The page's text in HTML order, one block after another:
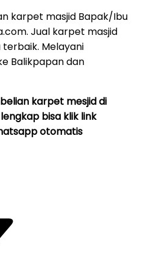
karpet masjid Bapak/Ibu
Jual karpet masjid
Melayani
Balikpapan dan
karpet mesjid di
bisa klik link
otomatis